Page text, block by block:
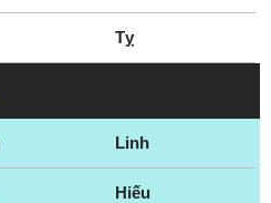
Tỵ
Linh
Hiếu